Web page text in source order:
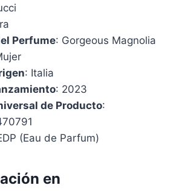
Perfume: Gorgeous Magnolia
: Italia
: 2023
de Producto:
(Eau de Parfum)
en